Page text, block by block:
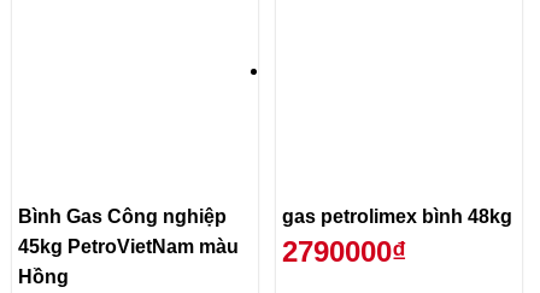
Bình Gas Công nghiệp
45kg PetroVietNam màu
Hồng
gas petrolimex bình 48kg
2790000₫